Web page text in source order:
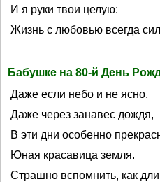
И я руки твои целую:
Жизнь с любовью всегда
Бабушке на 80-й День
Даже если небо и не ясно,
Даже через занавес дождя,
В эти дни особенно
Юная красавица земля.
Страшно вспомнить, как